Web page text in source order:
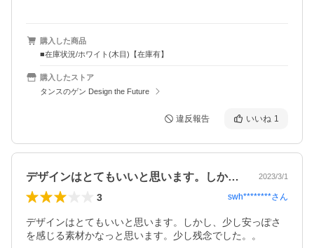
購入した商品
■在庫状況/ホワイト(木目)【在庫有】
購入したストア
タンスのゲン Design the Future
違反報告 いいね 1
デザインはとてもいいと思います。しかし… 2023/3/1
3 swh********さん
デザインはとてもいいと思います。しかし、少し安っぽさ
を感じる素材かなっと思います。少し残念でした。。